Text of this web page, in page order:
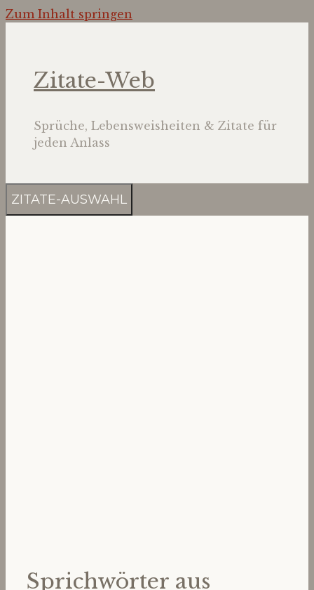
Zum Inhalt springen
Zitate-Web
Sprüche, Lebensweisheiten & Zitate für
jeden Anlass
ZITATE-AUSWAHL
Sprichwörter aus